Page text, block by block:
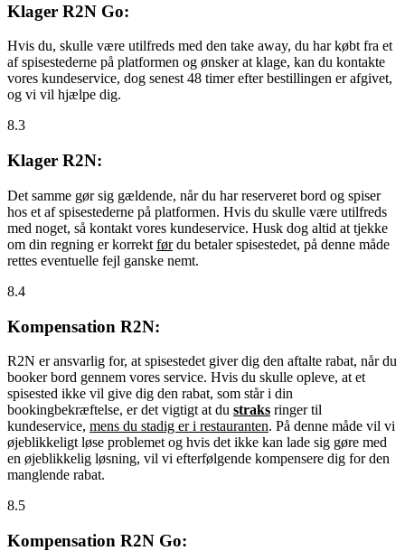
Klager R2N Go:
Hvis du, skulle være utilfreds med den take away, du har købt fra et
af spisestederne på platformen og ønsker at klage, kan du kontakte
vores kundeservice, dog senest 48 timer efter bestillingen er afgivet,
og vi vil hjælpe dig.
8.3
Klager R2N:
Det samme gør sig gældende, når du har reserveret bord og spiser
hos et af spisestederne på platformen. Hvis du skulle være utilfreds
med noget, så kontakt vores kundeservice. Husk dog altid at tjekke
om din regning er korrekt førdu betaler spisestedet, på denne måde
rettes eventuelle fejl ganske nemt.
8.4
Kompensation R2N:
R2N er ansvarlig for, at spisestedet giver dig den aftalte rabat, når du
booker bord gennem vores service. Hvis du skulle opleve, at et
spisested ikke vil give dig den rabat, som står i din
bookingbekræftelse, er det vigtigt at du straks ringer til
kundeservice, mens du stadig er i restauranten. På denne måde vil vi
øjeblikkeligt løse problemet og hvis det ikke kan lade sig gøre med
en øjeblikkelig løsning, vil vi efterfølgende kompensere dig for den
manglende rabat.
8.5
Kompensation R2N Go: